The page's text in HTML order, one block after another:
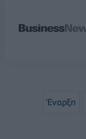
Έναρξη